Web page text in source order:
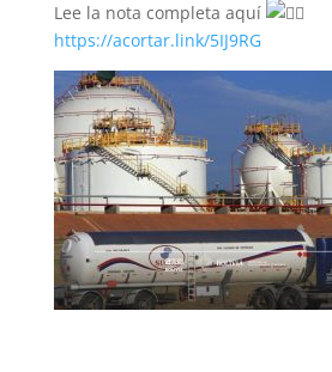
Lee la nota completa aquí
https://acortar.link/5IJ9RG